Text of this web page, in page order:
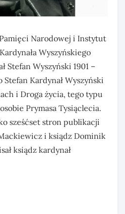
Narodowej i Instytut
Wyszyńskiego
Stefan Wyszyński 1901 –
Stefan Kardynał Wyszyński
i Droga życia, tego typu
Prymasa Tysiąclecia.
sześćset stron publikacji
Mackiewicz i ksiądz Dominik
ksiądz kardynał